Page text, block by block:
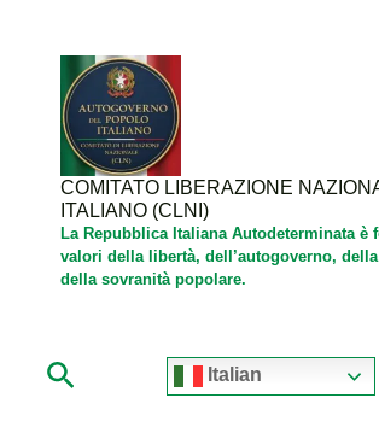
contenuto
COMITATO LIBERAZIONE
ITALIANO (CLNI)
La Repubblica Italiana Autodeterminata è
valori della libertà, dell’autogoverno,
della sovranità popolare.
Cerca Italian